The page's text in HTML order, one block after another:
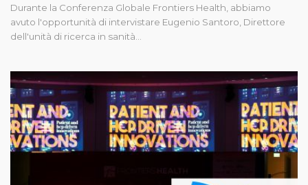
Durante la Conferenza Globale Frontiers Health, abbiamo
avuto l'opportunità di intervistare Eugenio Santoro, Direttore
dell'unità di ricerca in sanità…